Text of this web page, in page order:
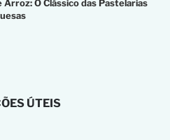
Arroz: O Clássico das Pastelarias
ÚTEIS